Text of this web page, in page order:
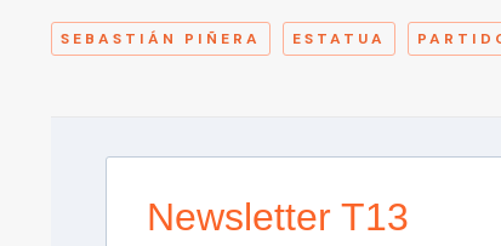
SEBASTIÁN PIÑERA ESTATUA
Newsletter T13